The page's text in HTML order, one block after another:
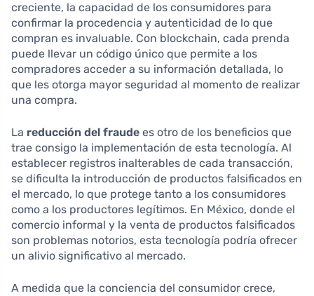
creciente, la capacidad de los consumidores para
confirmar la procedencia y autenticidad de lo que
compran es invaluable. Con blockchain, cada prenda
puede llevar un código único que permite a los
compradores acceder a su información detallada, lo
que les otorga mayor seguridad al momento de realizar
una compra.
La reducción del fraude es otro de los beneficios que
trae consigo la implementación de esta tecnología. Al
establecer registros inalterables de cada transacción,
se dificulta la introducción de productos falsificados en
el mercado, lo que protege tanto a los consumidores
como a los productores legítimos. En México, donde el
comercio informal y la venta de productos falsificados
son problemas notorios, esta tecnología podría ofrecer
un alivio significativo al mercado.
A medida que la conciencia del consumidor crece,